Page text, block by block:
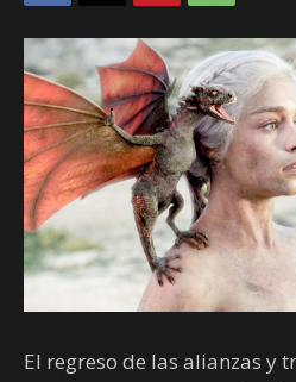
El regreso de las alianzas y